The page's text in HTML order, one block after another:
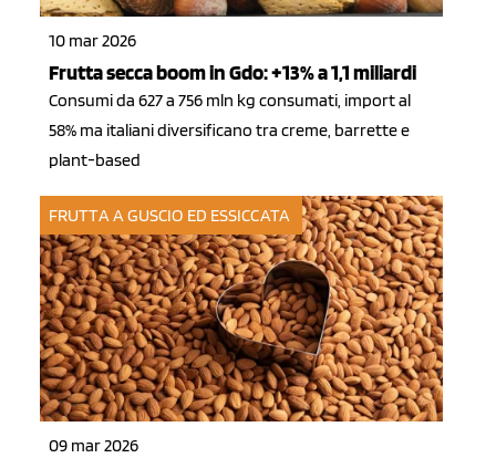
10 mar 2026
Frutta secca boom in Gdo: +13% a 1,1 miliardi
Consumi da 627 a 756 mln kg consumati, import al
58% ma italiani diversificano tra creme, barrette e
plant-based
FRUTTA A GUSCIO ED ESSICCATA
09 mar 2026